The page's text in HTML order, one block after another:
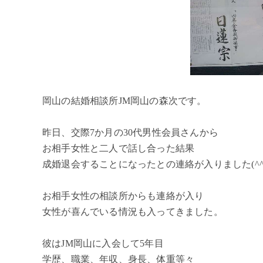
岡山の結婚相談所JM岡山の森次です。
昨日、交際7か月の30代男性会員さんから
お相手女性と二人で話し合った結果
成婚退会することになったとの連絡が入りました
お相手女性の相談所からも連絡が入り
女性が喜んでいる情況も入ってきました。
彼はJM岡山に入会して5年目
学歴、職業、年収、身長、体重等々